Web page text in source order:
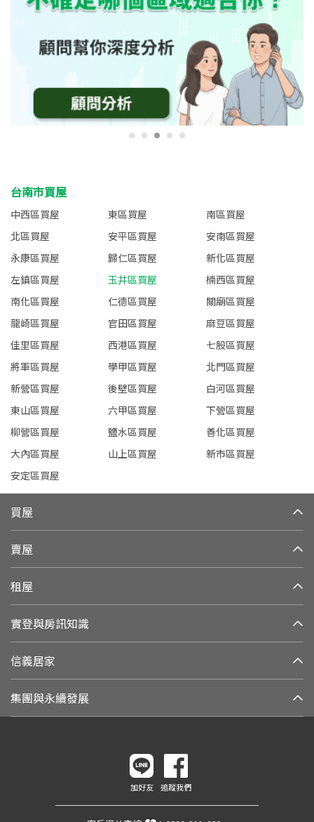
台南市買屋
中西區買屋 東區買屋
南區買屋
北區買屋
安平區買屋
安南區買屋
永康區買屋
歸仁區買屋
新化區買屋
左鎮區買屋
玉井區買屋
楠西區買屋
南化區買屋
仁德區買屋
關廟區買屋
龍崎區買屋
官田區買屋
麻豆區買屋
佳里區買屋
西港區買屋
七股區買屋
將軍區買屋
學甲區買屋
北門區買屋
新營區買屋
後壁區買屋
白河區買屋
東山區買屋
六甲區買屋
下營區買屋
柳營區買屋
鹽水區買屋
善化區買屋
大內區買屋
山上區買屋
新市區買屋
安定區買屋
買屋
賣屋
租屋
實登與房訊知識
信義居家
集團與永續發展
加好友 追蹤我們